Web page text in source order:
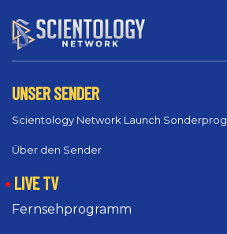
UNSER SENDER
Scientology Network Launch
Über den Sender
LIVE TV
Fernsehprogramm